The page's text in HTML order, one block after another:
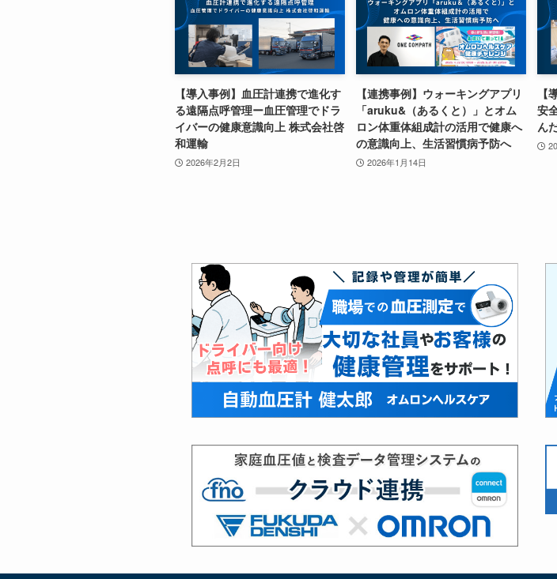
【導入事例】血圧計連携で進化す
る遠隔点呼管理ー血圧管理でドラ
イバーの健康意識向上 株式会社啓
和運輸
2026年2月2日
【連携事例】ウォーキングアプリ
「aruku&（あるくと）」とオム
ロン体重体組成計の活用で健康へ
の意識向上、生活習慣病予防へ
2026年1月14日
【
安
ん